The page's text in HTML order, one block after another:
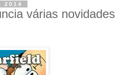
2014
várias novidades